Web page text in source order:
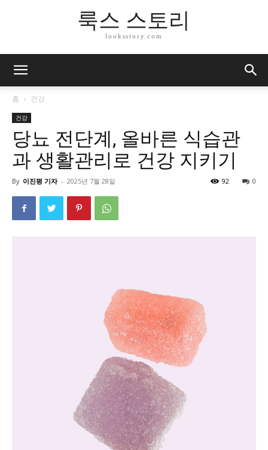
룩스 스토리
looksstory.com
홈 건강
건강
당뇨 전단계, 올바른 식습관
과 생활관리로 건강 지키기
By 이진평 기자 - 2025년 7월 28일 0
92